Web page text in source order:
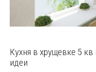
Кухня в хрущевке 5
идеи